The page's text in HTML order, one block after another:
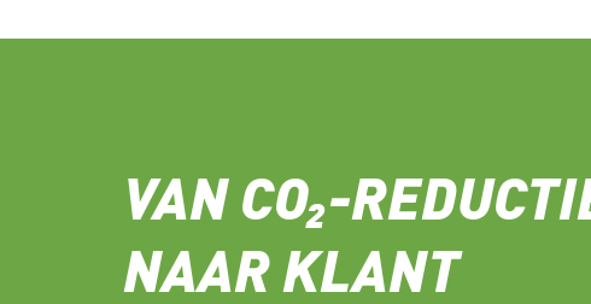
VAN CO₂-
NAAR KLANT